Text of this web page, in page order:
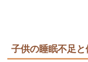
子供の睡眠不足